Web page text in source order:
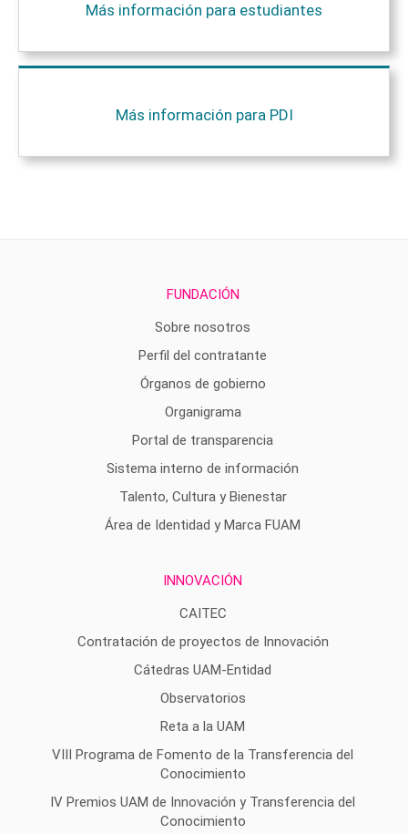
Más información para estudiantes
Más información para PDI
FUNDACIÓN
Sobre nosotros
Perfil del contratante
Órganos de gobierno
Organigrama
Portal de transparencia
Sistema interno de información
Talento, Cultura y Bienestar
Área de Identidad y Marca FUAM
INNOVACIÓN
CAITEC
Contratación de proyectos de Innovación
Cátedras UAM-Entidad
Observatorios
Reta a la UAM
VIII Programa de Fomento de la Transferencia del
Conocimiento
IV Premios UAM de Innovación y Transferencia del
Conocimiento